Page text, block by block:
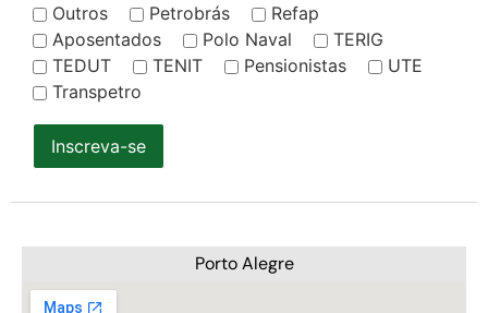
Outros Petrobrás
Refap
Aposentados
Polo Naval
TERIG
TEDUT
TENIT Pensionistas
UTE
Transpetro
Inscreva-se
Porto Alegre